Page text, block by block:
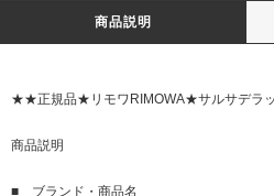
商品説明
★★正規品★リモワRIMOWA★サルサデラ
商品説明
■ ブランド・商品名